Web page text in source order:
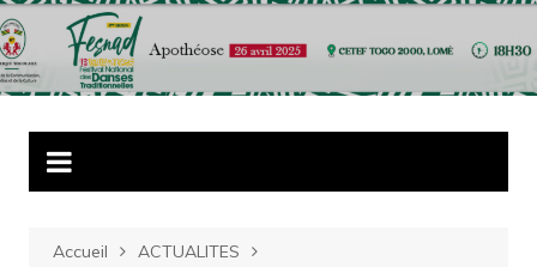
Aller
au
contenu
Accueil
ACTUALITES